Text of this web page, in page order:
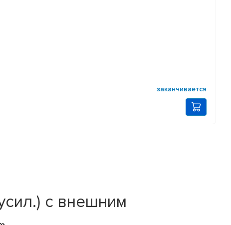
заканчивается
с внешним